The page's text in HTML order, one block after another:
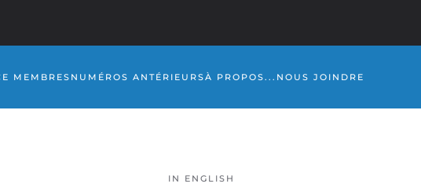
MEMBRES NUMÉROS ANTÉRIEURSÀ PROPOS... NOUS JOINDRE
IN ENGLISH